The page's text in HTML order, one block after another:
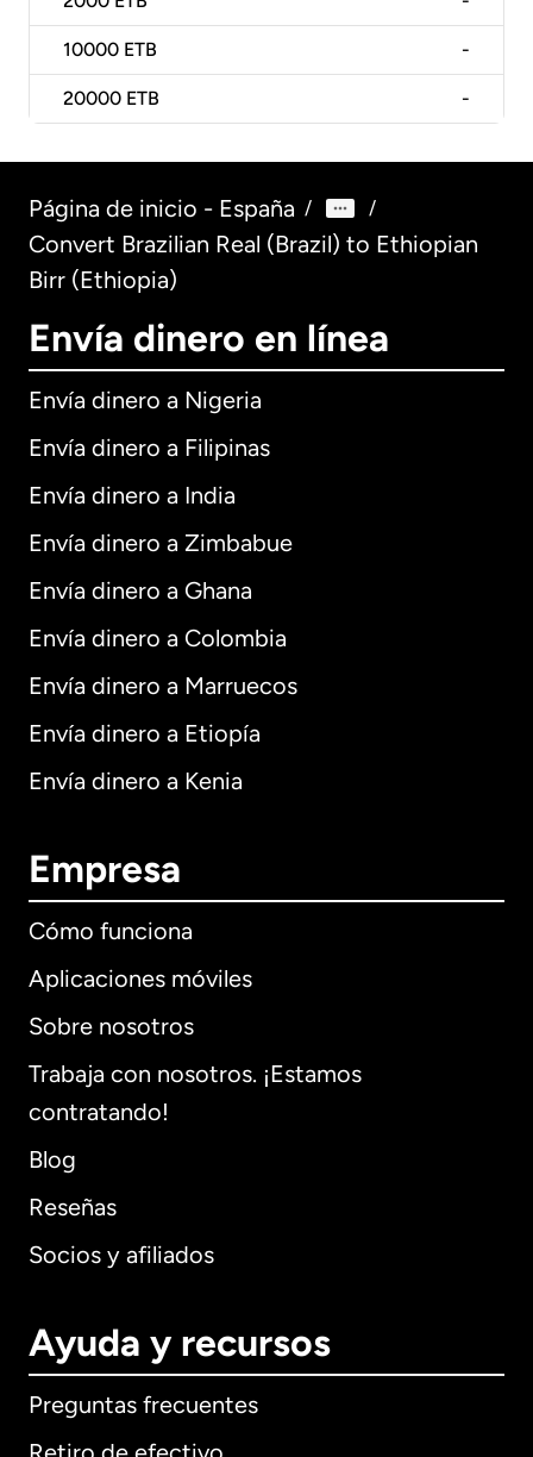
10000 ETB -
20000 ETB -
Página de inicio - España / /
Convert Brazilian Real (Brazil) to Ethiopian
Birr (Ethiopia)
Envía dinero en línea
Envía dinero a Nigeria
Envía dinero a Filipinas
Envía dinero a India
Envía dinero a Zimbabue
Envía dinero a Ghana
Envía dinero a Colombia
Envía dinero a Marruecos
Envía dinero a Etiopía
Envía dinero a Kenia
Empresa
Cómo funciona
Aplicaciones móviles
Sobre nosotros
Trabaja con nosotros. ¡Estamos
contratando!
Blog
Reseñas
Socios y afiliados
Ayuda y recursos
Preguntas frecuentes